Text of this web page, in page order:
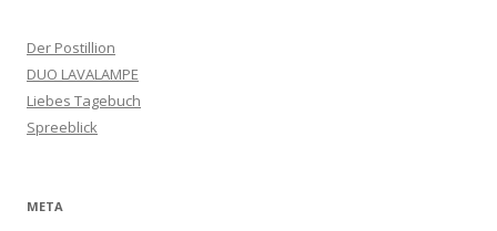
Der Postillion
DUO LAVALAMPE
Liebes Tagebuch
Spreeblick
META